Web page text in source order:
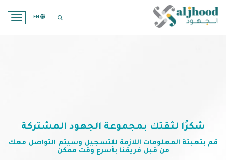
search opener
شكرًا لثقتك بمجموعة الجهود المشتركة
قم بتعبئة المعلومات اللازمة للتسجيل وسيتم التواصل معك
من قبل فريقنا بأسرع وقت ممكن